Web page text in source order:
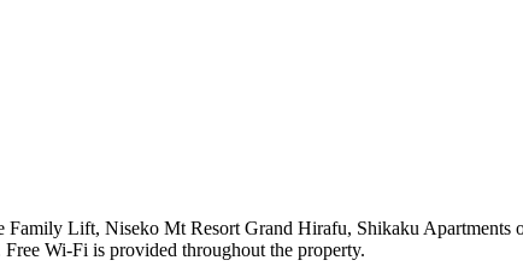
Lift, Niseko Mt Resort Grand Hirafu, Shikaku Apartments
Wi-Fi is provided throughout the property.